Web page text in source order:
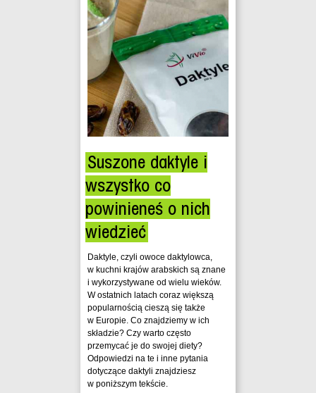
Suszone daktyle i
wszystko co
powinieneś o nich
wiedzieć
Daktyle, czyli owoce daktylowca,
w kuchni krajów arabskich są znane
i wykorzystywane od wielu wieków.
W ostatnich latach coraz większą
popularnością cieszą się także
w Europie. Co znajdziemy w ich
składzie? Czy warto często
przemycać je do swojej diety?
Odpowiedzi na te i inne pytania
dotyczące daktyli znajdziesz
w poniższym tekście.